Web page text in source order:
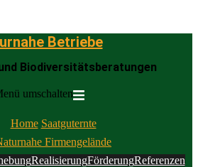
Betriebe
Biodiversitätsberatungen
umschalten
Home Saatguternte
Firmengelände
RealisierungFörderungReferenzen